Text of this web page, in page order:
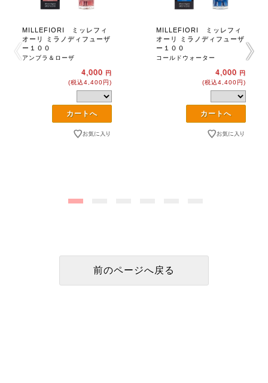
MILLEFIORI ミッレフィ
オーリ ミラノディフューザ
ー１００
アンブラ＆ローザ
4,000 円
(税込4,400円)
MILLEFIORI ミッレフィ
オーリ ミラノディフューザ
ー１００
コールドウォーター
4,000 円
(税込4,400円)